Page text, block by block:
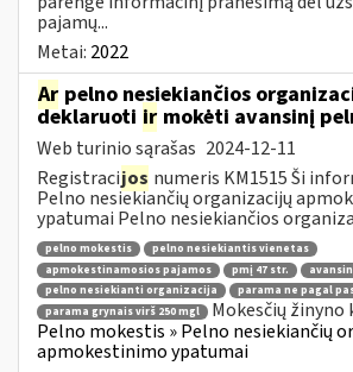
pajamų...
Metai: 2022
Ar pelno nesiekiančios
deklaruoti ir mokėti avansinį
Web turinio sąrašas 2024-12-11
Registracijos numeris KM1515 Ši
Pelno nesiekiančių organizacijų
ypatumai Pelno nesiekiančios
pelno mokestis
pelno nesiekiantis vienetas
apmokestinamosios pajamos
pmį 47 str.
pelno nesiekianti organizacija
parama ne pagal
parama grynais virš 250 mgl
Mokesčių
Pelno mokestis » Pelno nesiekiančių
apmokestinimo ypatumai